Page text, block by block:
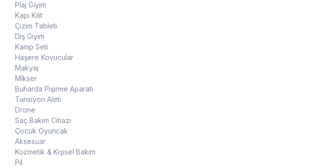
Plaj Giyim
Kapı Kilit
Çizim Tableti
Dış Giyim
Kamp Seti
Haşere Kovucular
Makyaj
Mikser
Buharda Pişirme Aparatı
Tansiyon Aleti
Drone
Saç Bakım Cihazı
Çocuk Oyuncak
Aksesuar
Kozmetik & Kişisel Bakım
Pil